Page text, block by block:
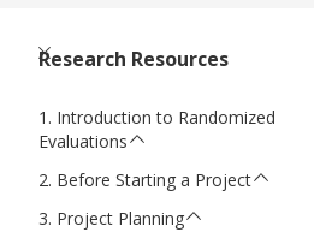
Research Resources
Introduction to Randomized
Evaluations
Before Starting a Project
Project Planning